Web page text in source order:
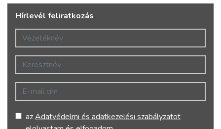
Hírlevél feliratkozás
Vezetéknév
Keresztnév
E-mail cím
azAdatvédelmi és adatkezelési szabályzatot